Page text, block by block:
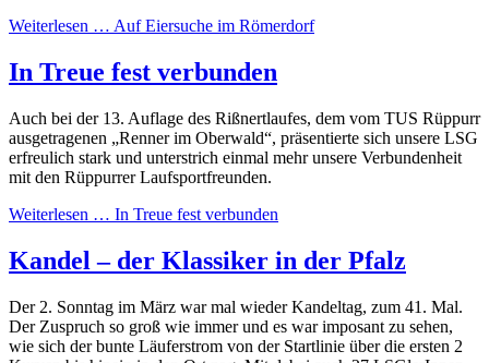
Weiterlesen … Auf Eiersuche im Römerdorf
In Treue fest verbunden
Auch bei der 13. Auflage des Rißnertlaufes, dem vom TUS Rüppurr
ausgetragenen „Renner im Oberwald“, präsentierte sich unsere LSG
erfreulich stark und unterstrich einmal mehr unsere Verbundenheit
mit den Rüppurrer Laufsportfreunden.
Weiterlesen … In Treue fest verbunden
Kandel – der Klassiker in der Pfalz
Der 2. Sonntag im März war mal wieder Kandeltag, zum 41. Mal.
Der Zuspruch so groß wie immer und es war imposant zu sehen,
wie sich der bunte Läuferstrom von der Startlinie über die ersten 2